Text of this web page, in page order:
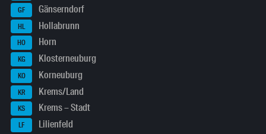
GF Gänserndorf
HL Hollabrunn
HO Horn
KG Klosterneuburg
KO Korneuburg
KR Krems/Land
KS Krems – Stadt
LF Lilienfeld